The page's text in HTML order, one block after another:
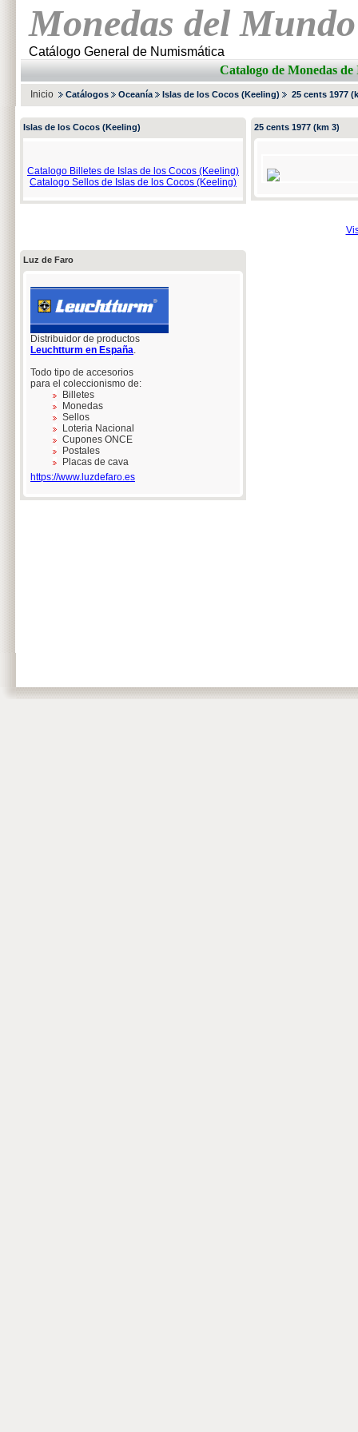
Monedas del Mundo
Catálogo General de Numismática
Catalogo de Monedas
Inicio Catálogos Oceanía Islas de los Cocos (Keeling) 25 cents 1977
Islas de los Cocos (Keeling)
Catalogo Billetes de Islas de los Cocos (Keeling)
Catalogo Sellos de Islas de los Cocos (Keeling)
Luz de Faro
Distribuidor de productos
Leuchtturm en España.
Todo tipo de accesorios
para el coleccionismo de:
Billetes
Monedas
Sellos
Loteria Nacional
Cupones ONCE
Postales
Placas de cava
https://www.luzdefaro.es
25 cents 1977 (km 3)